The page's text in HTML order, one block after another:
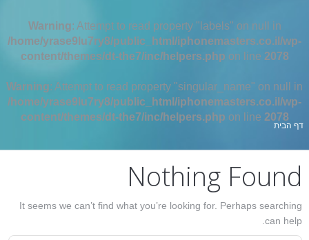
Warning: Attempt to read property "labels" on null in
/home/yrase9lu7ry8/public_html/iphonemasters.co.il/wp-
content/themes/dt-the7/inc/helpers.php on line 2078
Warning: Attempt to read property "singular_name" on null in
/home/yrase9lu7ry8/public_html/iphonemasters.co.il/wp-
content/themes/dt-the7/inc/helpers.php on line 2078
אתה כאן:
דף הבית
Nothing Found
It seems we can’t find what you’re looking for. Perhaps searching
can help.